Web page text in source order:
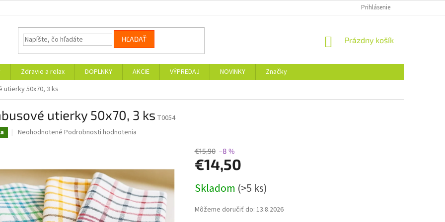
Prihlásenie
HĽADAŤ
NÁKUPNÝ
Prázdny košík
Zdravie a relax DOPLNKY AKCIE VÝPREDAJ NOVINKY
Značky
utierky 50x70, 3 ks
utierky 50x70, 3 ks T0054
Priemerné
0,0
z
5
hviezdičiek.
Neohodnotené Podrobnosti hodnotenia
€15,90 –8 %
€14,50
cena:
Skladom (>5 ks)
Môžeme doručiť do: 13.8.2026